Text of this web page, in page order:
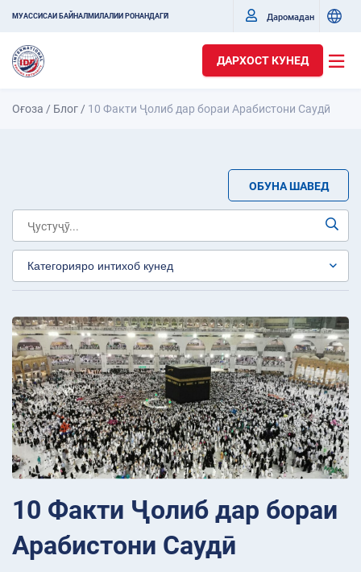
МУАССИСАИ БАЙНАЛМИЛАЛИИ РОНАНДАГӢ Даромадан
ДАРХОСТ КУНЕД
Оғоза / Блог / 10 Факти Ҷолиб дар бораи Арабистони Саудӣ
ОБУНА ШАВЕД
10 Факти Ҷолиб дар бораи
Арабистони Саудӣ